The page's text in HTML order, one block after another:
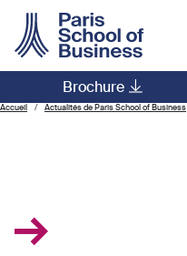
Brochure
Main navigation
Accueil Actualités de Paris School of Business